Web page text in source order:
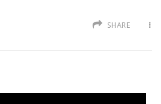
SHARE